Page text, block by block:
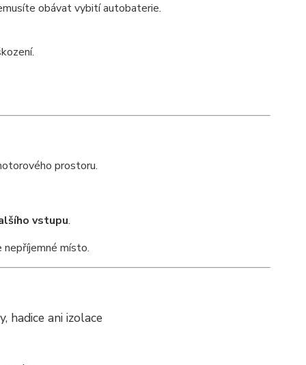
obávat vybití autobaterie.
prostoru.
vstupu.
nepříjemné místo.
hadice ani izolace